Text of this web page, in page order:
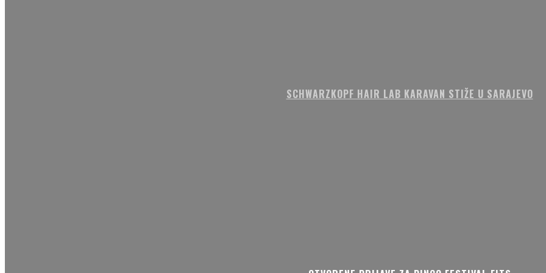
SCHWARZKOPF HAIR LAB KARAVAN STIŽE U SARAJEVO